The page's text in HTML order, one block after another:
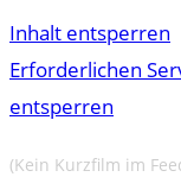
Inhalt entsperren
Erforderlichen
entsperren
(Kein Kurzfilm im